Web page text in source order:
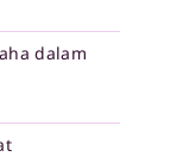
dalam